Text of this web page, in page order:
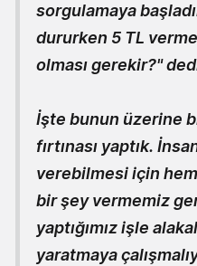
sorgulamaya
dururken 5 TL
olması gerekir?"
İşte bunun üzerine
fırtınası yaptık.
verebilmesi için
bir şey vermemiz
yaptığımız işle
yaratmaya